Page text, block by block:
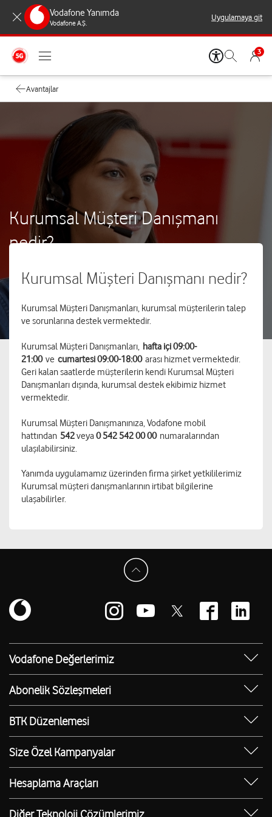
Vodafone Yanımda
Vodafone A.Ş.
Uygulamaya git
3
Avantajlar
Kurumsal Müşteri Danışmanı
nedir?
Kurumsal Müşteri Danışmanı nedir?
Kurumsal Müşteri Danışmanları, kurumsal müşterilerin talep
ve sorunlarına destek vermektedir.
Kurumsal Müşteri Danışmanları, hafta içi 09:00-
21:00ve cumartesi 09:00-18:00arası hizmet vermektedir.
Geri kalan saatlerde müşterilerin kendi Kurumsal Müşteri
Danışmanları dışında, kurumsal destek ekibimiz hizmet
vermektedir.
Kurumsal Müşteri Danışmanınıza, Vodafone mobil
hattından 542veya0 542 542 00 00 numaralarından
ulaşılabilirsiniz.
Yanımda uygulamamız üzerinden firma şirket yetkililerimiz
Kurumsal müşteri danışmanlarının irtibat bilgilerine
ulaşabilirler.
Vodafone Değerlerimiz
Sosyal Destek
Erişilebilir Mağazalar
Abonelik Sözleşmeleri
Kurumsal Tip Abonelik Sözleşmesi
BTK Düzenlemesi
Bilgi Teknolojileri ve İletişim Kurumu (BTK)
Düzenlemesi
Size Özel Kampanyalar
Kurumsal Cihaz Kampanyaları
Otokonfor Ücretsiz Oto Yıkama
Ücretsiz İSPARK Fırsatı
Hesaplama Araçları
Kira Stopaj Hesaplama Aracı
Diğer Teknoloji Çözümlerimiz